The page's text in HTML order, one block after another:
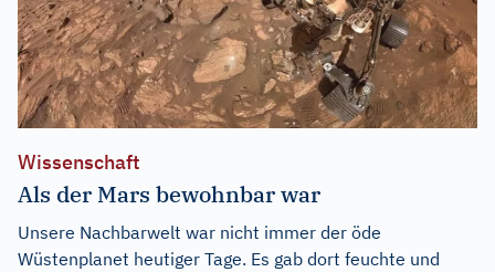
Wissenschaft
Als der Mars bewohnbar war
Unsere Nachbarwelt war nicht immer der öde
Wüstenplanet heutiger Tage. Es gab dort feuchte und